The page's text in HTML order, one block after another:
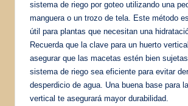
sistema de riego por goteo utilizando una
manguera o un trozo de tela. Este método
útil para plantas que necesitan una
Recuerda que la clave para un huerto
asegurar que las macetas estén bien
sistema de riego sea eficiente para evitar
desperdicio de agua. Una buena base para
vertical te asegurará mayor durabilidad.